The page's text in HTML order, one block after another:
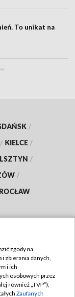
To unikat na
/
/ KIELCE /
/
/
zgody na
zbierania danych,
i ich
osobowych przez
również „TVP”),
Zaufanych